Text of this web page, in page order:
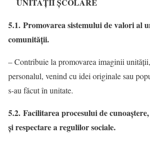
5.1. Promovarea sistemului de valori al
comunităţii.
– Contribuie la promovarea imaginii
personalul, venind cu idei originale sau
s-au făcut în unitate.
5.2. Facilitarea procesului de
şi respectare a regulilor sociale.